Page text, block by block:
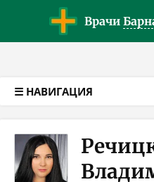
Врачи
☰ НАВИГАЦИЯ